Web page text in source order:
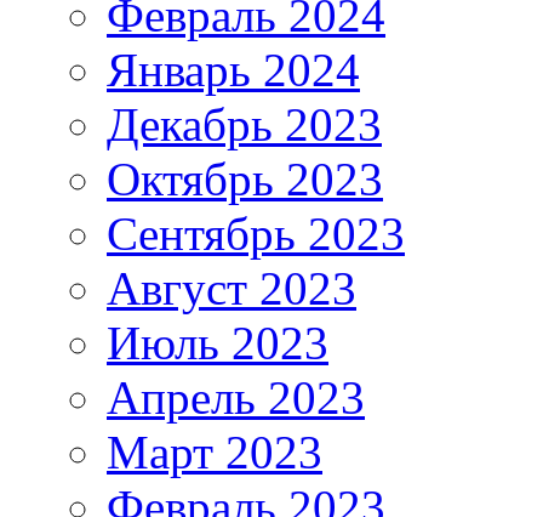
Февраль 2024
Январь 2024
Декабрь 2023
Октябрь 2023
Сентябрь 2023
Август 2023
Июль 2023
Апрель 2023
Март 2023
Февраль 2023